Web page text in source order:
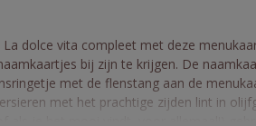
dolce vita compleet met deze
bij zijn te krijgen. De
met de flenstang aan de
met het prachtige zijden lint in
als je het mooi vindt, voor allemaal!)